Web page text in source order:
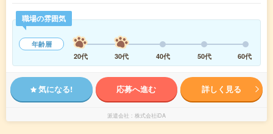
職場の雰囲気
年齢層
20代
30代 40代 50代 60代
気になる! 応募へ進む 詳しく見る
派遣会社 株式会社iDA